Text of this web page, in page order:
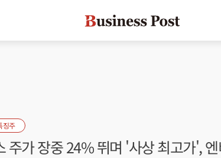
징주
주가 장중 24% 뛰며 '사상 최고가',